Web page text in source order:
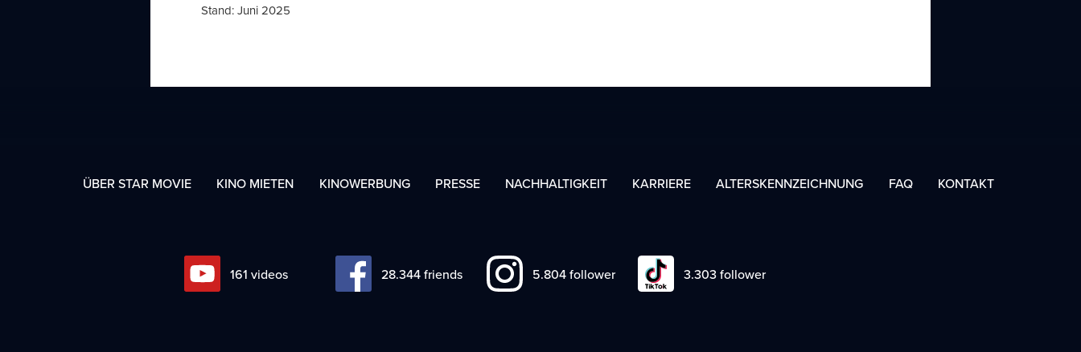
Stand: Juni 2025
ÜBER STAR MOVIE KINO MIETEN KINOWERBUNG PRESSE NACHHALTIGKEIT KARRIERE ALTERSKENNZEICHNUNG FAQ KONTAKT
192 videos 33.686friends 6.897follower 3.925follower